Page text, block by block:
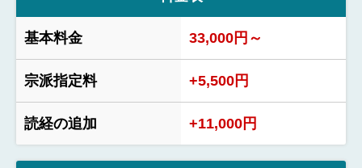
基本料金 33,000円～
宗派指定料 +5,500円
読経の追加 +11,000円